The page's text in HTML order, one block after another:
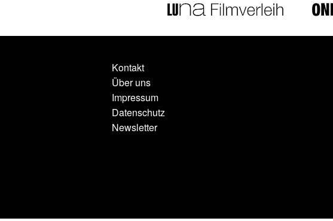
Kontakt
Über uns
Impressum
Datenschutz
Newsletter